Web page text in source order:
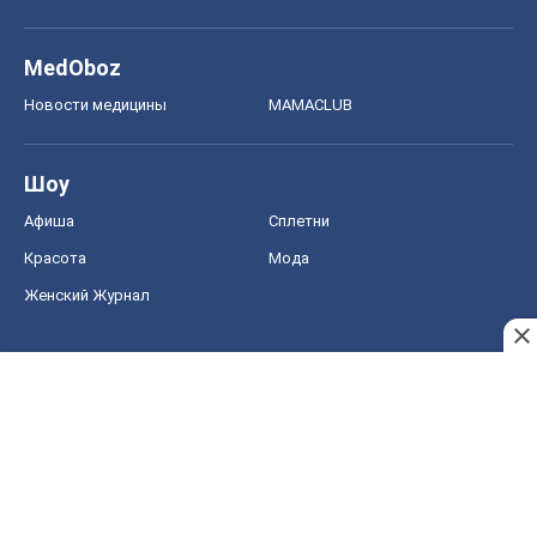
MedOboz
Новости медицины MAMACLUB
Шоу
Афиша Сплетни
Красота Мода
Женский Журнал